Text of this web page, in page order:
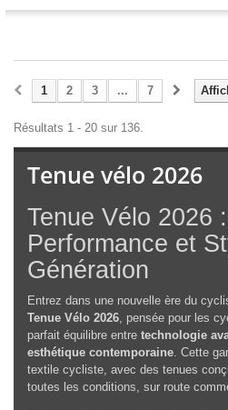
1 2 3 ... 7
Résultats 1 - 20 sur 136.
Tenue vélo 2026
Tenue Vélo 2026
Performance et
Génération
Entrez dans une nouvelle ère du
Tenue Vélo 2026, pensée pour les
parfait équilibre entre technologie
esthétique contemporaine. Cette
textile cycliste, avec des tenues
toutes les conditions, sur route